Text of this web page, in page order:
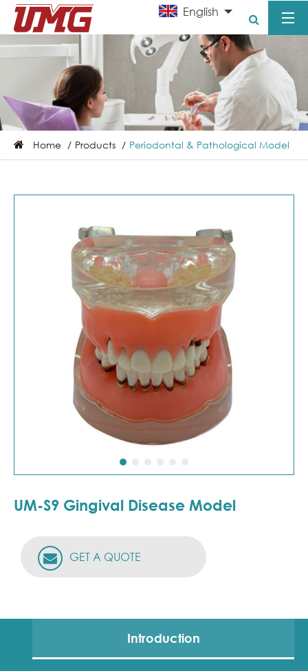
English
Home Products Periodontal & Pathological Model
UM-S9 Gingival Disease Model
GET A QUOTE
Introduction